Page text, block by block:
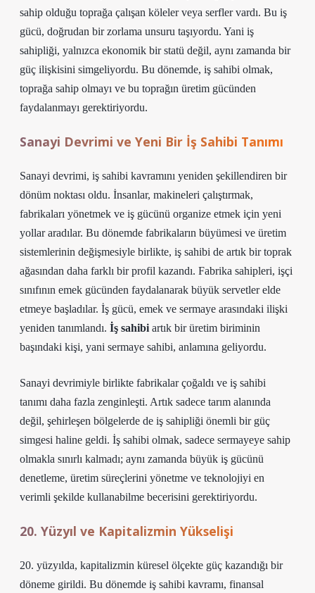
sahip olduğu toprağa çalışan köleler veya serfler vardı. Bu iş
gücü, doğrudan bir zorlama unsuru taşıyordu. Yani iş
sahipliği, yalnızca ekonomik bir statü değil, aynı zamanda bir
güç ilişkisini simgeliyordu. Bu dönemde, iş sahibi olmak,
toprağa sahip olmayı ve bu toprağın üretim gücünden
faydalanmayı gerektiriyordu.
Sanayi Devrimi ve Yeni Bir İş Sahibi Tanımı
Sanayi devrimi, iş sahibi kavramını yeniden şekillendiren bir
dönüm noktası oldu. İnsanlar, makineleri çalıştırmak,
fabrikaları yönetmek ve iş gücünü organize etmek için yeni
yollar aradılar. Bu dönemde fabrikaların büyümesi ve üretim
sistemlerinin değişmesiyle birlikte, iş sahibi de artık bir toprak
ağasından daha farklı bir profil kazandı. Fabrika sahipleri, işçi
sınıfının emek gücünden faydalanarak büyük servetler elde
etmeye başladılar. İş gücü, emek ve sermaye arasındaki ilişki
yeniden tanımlandı. İş sahibi artık bir üretim biriminin
başındaki kişi, yani sermaye sahibi, anlamına geliyordu.
Sanayi devrimiyle birlikte fabrikalar çoğaldı ve iş sahibi
tanımı daha fazla zenginleşti. Artık sadece tarım alanında
değil, şehirleşen bölgelerde de iş sahipliği önemli bir güç
simgesi haline geldi. İş sahibi olmak, sadece sermayeye sahip
olmakla sınırlı kalmadı; aynı zamanda büyük iş gücünü
denetleme, üretim süreçlerini yönetme ve teknolojiyi en
verimli şekilde kullanabilme becerisini gerektiriyordu.
20. Yüzyıl ve Kapitalizmin Yükselişi
20. yüzyılda, kapitalizmin küresel ölçekte güç kazandığı bir
döneme girildi. Bu dönemde iş sahibi kavramı, finansal